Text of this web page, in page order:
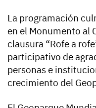
La programación
en el Monumento al
clausura “Rofe a
participativo de
personas e
crecimiento del